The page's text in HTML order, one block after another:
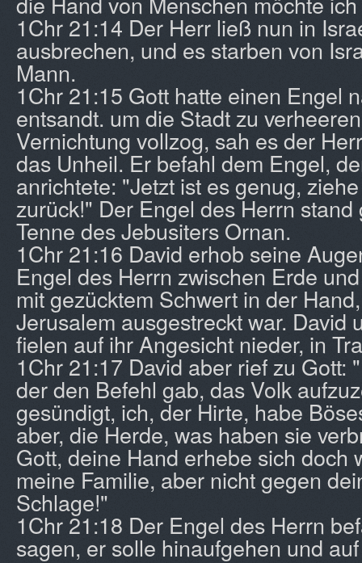
1Chr 21:14 Der Herr ließ nun in
ausbrechen, und es starben von
Mann.
1Chr 21:15 Gott hatte einen Engel
entsandt. um die Stadt zu
Vernichtung vollzog, sah es der
das Unheil. Er befahl dem Engel,
anrichtete: "Jetzt ist es genug,
zurück!" Der Engel des Herrn
Tenne des Jebusiters Ornan.
1Chr 21:16 David erhob seine
Engel des Herrn zwischen Erde
mit gezücktem Schwert in der
Jerusalem ausgestreckt war. David
fielen auf ihr Angesicht nieder, in
1Chr 21:17 David aber rief zu Gott:
der den Befehl gab, das Volk
gesündigt, ich, der Hirte, habe
aber, die Herde, was haben sie
Gott, deine Hand erhebe sich doch
meine Familie, aber nicht gegen
Schlage!"
1Chr 21:18 Der Engel des Herrn
sagen, er solle hinaufgehen und